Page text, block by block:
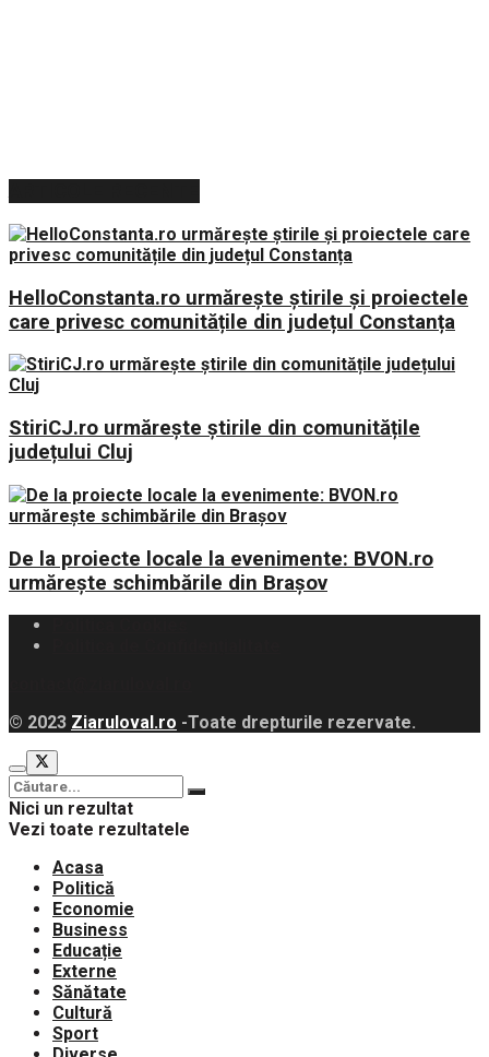
HelloConstanta.ro urmărește știrile și proiectele
care privesc comunitățile din județul Constanța
StiriCJ.ro urmărește știrile din comunitățile
județului Cluj
De la proiecte locale la evenimente: BVON.ro
urmărește schimbările din Brașov
© 2023 Ziaruloval.ro -Toate drepturile rezervate.
Nici un rezultat
Vezi toate rezultatele
Acasa
Politică
Economie
Business
Educație
Externe
Sănătate
Cultură
Sport